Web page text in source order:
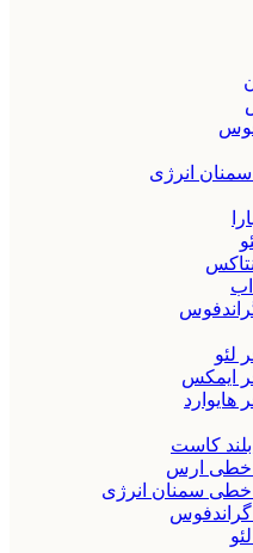
انرژی
لئو
ایمکس
کاست
خطی ارس
خطی سمنان انرژی
گراندفوس